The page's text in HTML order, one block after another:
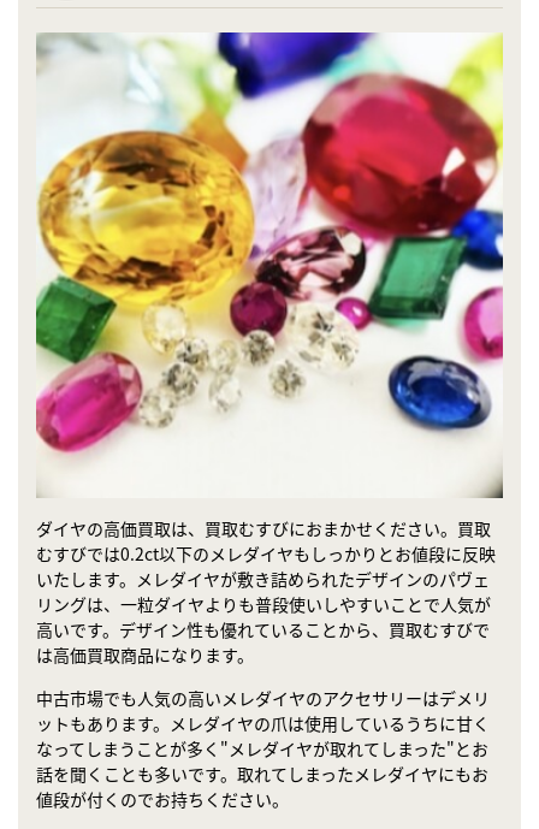
ダイヤの高価買取は、買取むすびにおまかせください。買取
むすびでは0.2ct以下のメレダイヤもしっかりとお値段に反映
いたします。メレダイヤが敷き詰められたデザインのパヴェ
リングは、一粒ダイヤよりも普段使いしやすいことで人気が
高いです。デザイン性も優れていることから、買取むすびで
は高価買取商品になります。
中古市場でも人気の高いメレダイヤのアクセサリーはデメリ
ットもあります。メレダイヤの爪は使用しているうちに甘く
なってしまうことが多く"メレダイヤが取れてしまった"とお
話を聞くことも多いです。取れてしまったメレダイヤにもお
値段が付くのでお持ちください。